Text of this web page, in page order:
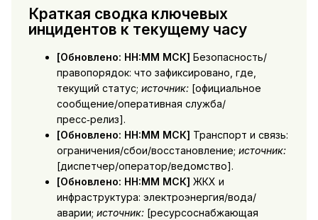
Краткая сводка ключевых
инцидентов к текущему часу
[Обновлено: HH:MM МСК] Безопасность/
правопорядок: что зафиксировано, где,
текущий статус; источник:[официальное
сообщение/оперативная служба/
пресс‑релиз].
[Обновлено: HH:MM МСК] Транспорт и связь:
ограничения/сбои/восстановление; источник:
[диспетчер/оператор/ведомство].
[Обновлено: HH:MM МСК] ЖКХ и
инфраструктура: электроэнергия/вода/
аварии; источник:[ресурсоснабжающая